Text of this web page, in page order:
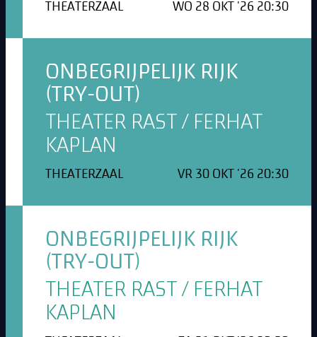
THEATERZAAL WO 28 OKT '26 20:30
ONBEGRIJPELIJK RIJK
(TRY-OUT)
THEATER RAST / FERHAT
KAPLAN
THEATERZAAL VR 30 OKT '26 20:30
ONBEGRIJPELIJK RIJK
(TRY-OUT)
THEATER RAST / FERHAT
KAPLAN